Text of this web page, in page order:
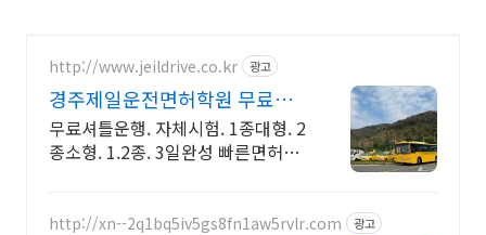
http://www.jeildrive.co.kr 광고
경주제일운전면허학원 무료셔
틀.1종대형.2종소형
무료셔틀운행. 자체시험. 1종대형. 2
종소형. 1.2종. 3일완성 빠른면허취
http://xn--2q1bq5iv5gs8fn1aw5rvlr.com 광고